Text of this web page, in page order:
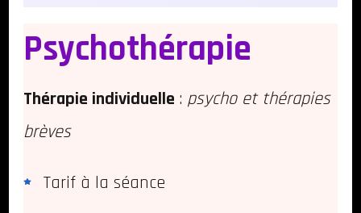
Psychothérapie
Thérapie individuelle : psycho et thérapies
brèves
Tarif à la séance